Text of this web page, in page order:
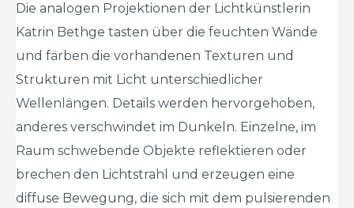
Die analogen Projektionen der Lichtkünstlerin
Katrin Bethge tasten über die feuchten Wände
und färben die vorhandenen Texturen und
Strukturen mit Licht unterschiedlicher
Wellenlängen. Details werden hervorgehoben,
anderes verschwindet im Dunkeln. Einzelne, im
Raum schwebende Objekte reflektieren oder
brechen den Lichtstrahl und erzeugen eine
diffuse Bewegung, die sich mit dem pulsierenden